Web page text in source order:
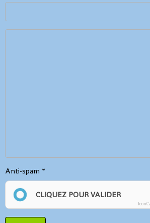
Anti-spam
CLIQUEZ POUR VALIDER